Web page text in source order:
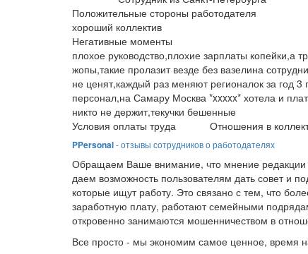
Положительные стороны работодателя
хороший коллектив
Негативные моменты
плохое руководство,плохие зарплаты копейки,а
жопы,такие пролазит везде без вазелина
не ценят,каждый раз меняют регионалок за год
персонал,на Самару Москва *xxxxx* хотела и
никто не держит,текучки бешенные
Условия оплаты труда
Отношения в
PPersonal- отзывы сотрудников о работодателях
Обращаем Ваше внимание, что мнение
даем возможность пользователям дать совет и
которые ищут работу. Это связано с тем, что
заработную плату, работают семейными
откровенно занимаются мошенничеством в
Все просто - мы экономим самое ценное, время